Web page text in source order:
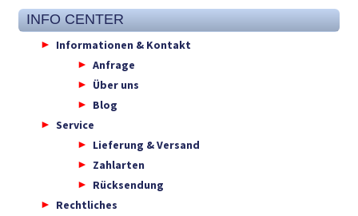
INFO CENTER
Informationen & Kontakt
Anfrage
Über uns
Blog
Service
Lieferung & Versand
Zahlarten
Rücksendung
Rechtliches